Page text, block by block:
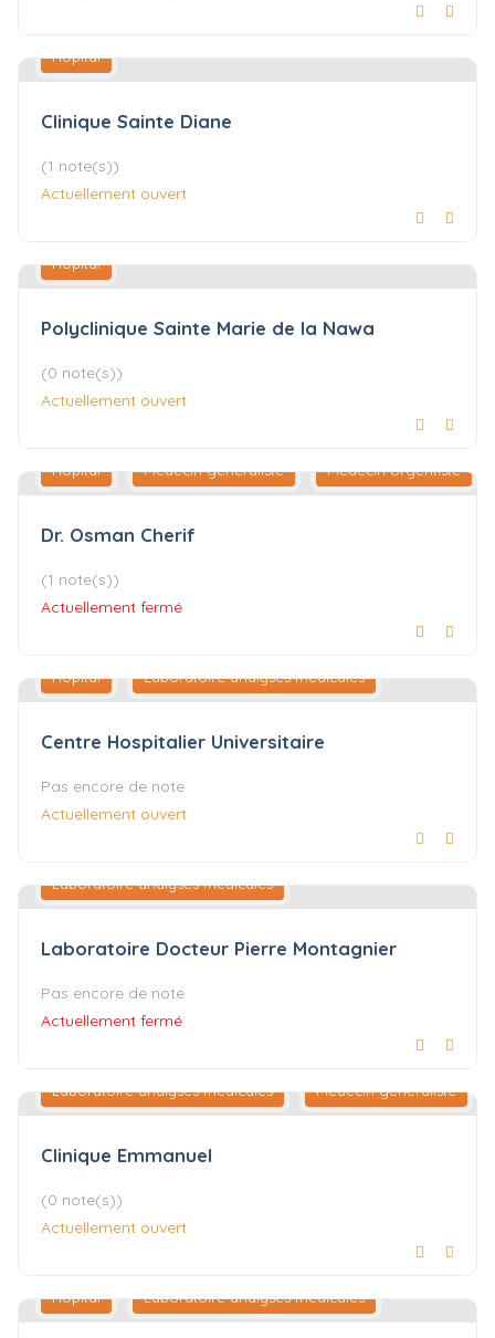
Hôpital
Clinique Sainte Diane
(1 note(s))
Actuellement ouvert
Hôpital
Polyclinique Sainte Marie de la Nawa
(0 note(s))
Actuellement ouvert
Hôpital Médecin généraliste Médecin Urgentiste
Dr. Osman Cherif
(1 note(s))
Actuellement fermé
Hôpital Laboratoire analyses médicales
Centre Hospitalier Universitaire
Pas encore de note
Actuellement ouvert
Laboratoire analyses médicales
Laboratoire Docteur Pierre Montagnier
Pas encore de note
Actuellement fermé
Laboratoire analyses médicales Médecin généraliste
Clinique Emmanuel
(0 note(s))
Actuellement ouvert
Hôpital Laboratoire analyses médicales